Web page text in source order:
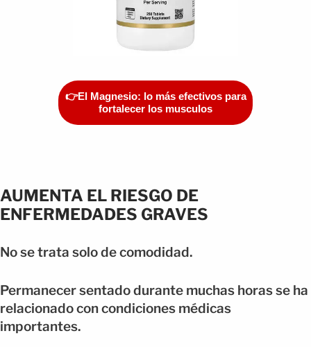
👉El Magnesio: lo más efectivos para
fortalecer los musculos
AUMENTA EL RIESGO DE
ENFERMEDADES GRAVES
No se trata solo de comodidad.
Permanecer sentado durante muchas horas se ha
relacionado con condiciones médicas
importantes.